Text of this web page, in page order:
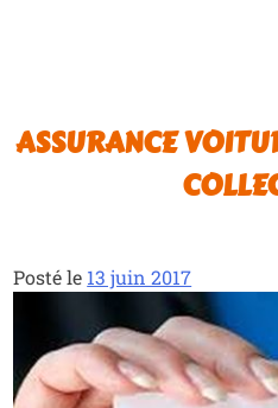
ASSURANCE
Posté le 13 juin 2017